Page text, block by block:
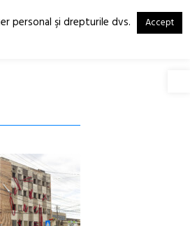
RO
EN
personal şi drepturile dvs. Accept